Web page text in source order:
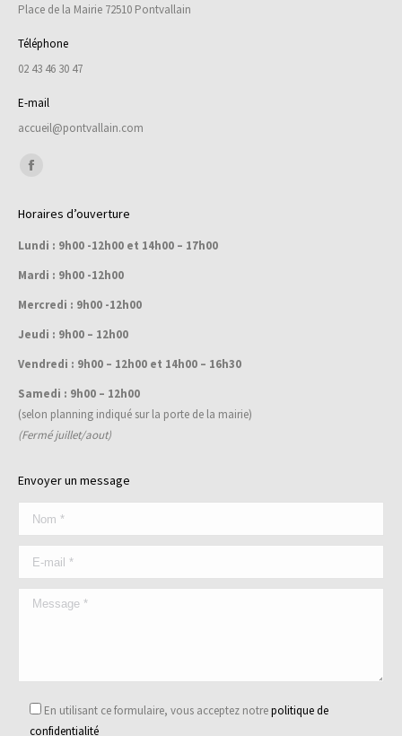
Place de la Mairie 72510 Pontvallain
Téléphone
02 43 46 30 47
E-mail
accueil@pontvallain.com
Trouvez nous sur :
opens
in
new
Horaires d’ouverture
Lundi : 9h00 -12h00 et 14h00 – 17h00
Mardi : 9h00 -12h00
Mercredi : 9h00 -12h00
Jeudi : 9h00 – 12h00
Vendredi : 9h00 – 12h00 et 14h00 – 16h30
Samedi : 9h00 – 12h00
(selon planning indiqué sur la porte de la mairie)
(Fermé juillet/aout)
Envoyer un message
En utilisant ce formulaire, vous acceptez notrepolitique de
confidentialité